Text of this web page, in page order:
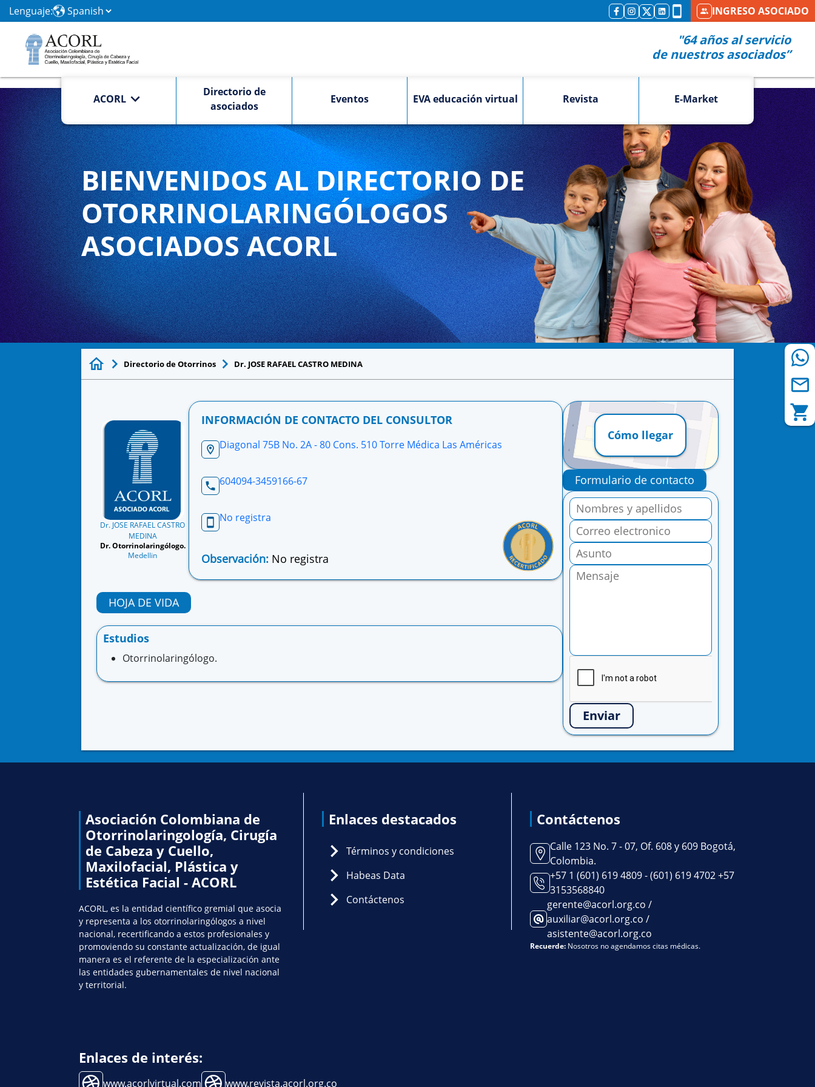
Lenguaje: INGRESO ASOCIADO
"64 años al servicio
de nuestros asociados”
ACORL
Directorio de
asociados
Eventos EVA educación virtual Revista E-Market
BIENVENIDOS AL DIRECTORIO DE
OTORRINOLARINGÓLOGOS
ASOCIADOS ACORL
Directorio de Otorrinos Dr. JOSE RAFAEL CASTRO MEDINA
Dr. JOSE RAFAEL CASTRO
MEDINA
Dr. Otorrinolaringólogo.
Medellin
INFORMACIÓN DE CONTACTO DEL CONSULTOR
Diagonal 75B No. 2A - 80 Cons. 510 Torre Médica Las Américas
604094-3459166-67
No registra
Observación: No registra
HOJA DE VIDA
Estudios
Otorrinolaringólogo.
Cómo llegar
Formulario de contacto
Enviar
Asociación Colombiana de
Otorrinolaringología, Cirugía
de Cabeza y Cuello,
Maxilofacial, Plástica y
Estética Facial - ACORL
ACORL, es la entidad científico gremial que asocia
y representa a los otorrinolaringólogos a nivel
nacional, recertificando a estos profesionales y
promoviendo su constante actualización, de igual
manera es el referente de la especialización ante
las entidades gubernamentales de nivel nacional
y territorial.
Enlaces destacados
Términos y condiciones
Habeas Data
Contáctenos
Contáctenos
Calle 123 No. 7 - 07, Of. 608 y 609 Bogotá,
Colombia.
+57 1 (601) 619 4809 - (601) 619 4702 +57
3153568840
gerente@acorl.org.co /
auxiliar@acorl.org.co /
asistente@acorl.org.co
Recuerde:Nosotros no agendamos citas médicas.
Enlaces de interés:
www.acorlvirtual.com www.revista.acorl.org.co